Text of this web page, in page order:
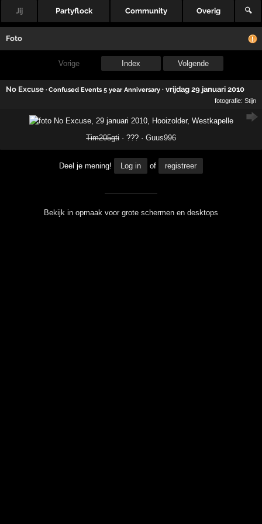
Jij Partyflock Community Overig 🔍
Foto
Vorige Index Volgende
No Excuse · Confused Events 5 year Anniversary ·vrijdag 29 januari 2010
fotografie: Stijn
Tim205gti · ??? · Guus996
Deel je mening! Log in of registreer
Bekijk in opmaak voor grote schermen en desktops